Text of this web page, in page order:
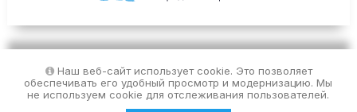
Наш веб-сайт использует cookie. Это позволяет
обеспечивать его удобный просмотр и модернизацию. Мы
не используем cookie для отслеживания пользователей.